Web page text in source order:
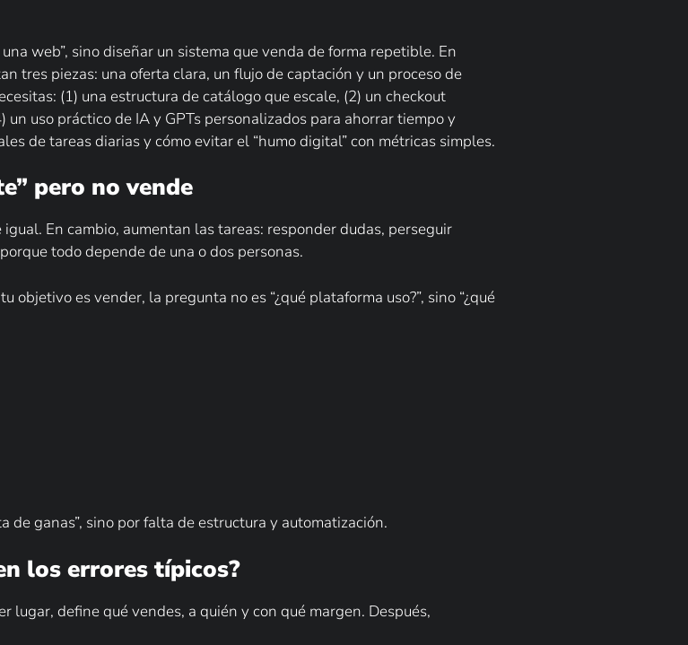
web”, sino diseñar un sistema que venda de forma repetible. En
tres piezas: una oferta clara, un flujo de captación y un proceso de
(1) una estructura de catálogo que escale, (2) un checkout
uso práctico de IA y GPTs personalizados para ahorrar tiempo y
de tareas diarias y cómo evitar el “humo digital” con métricas simples.
pero no vende
En cambio, aumentan las tareas: responder dudas, perseguir
todo depende de una o dos personas.
es vender, la pregunta no es “¿qué plataforma uso?”, sino “¿qué
de ganas”, sino por falta de estructura y automatización.
los errores típicos?
lugar, define qué vendes, a quién y con qué margen. Después,